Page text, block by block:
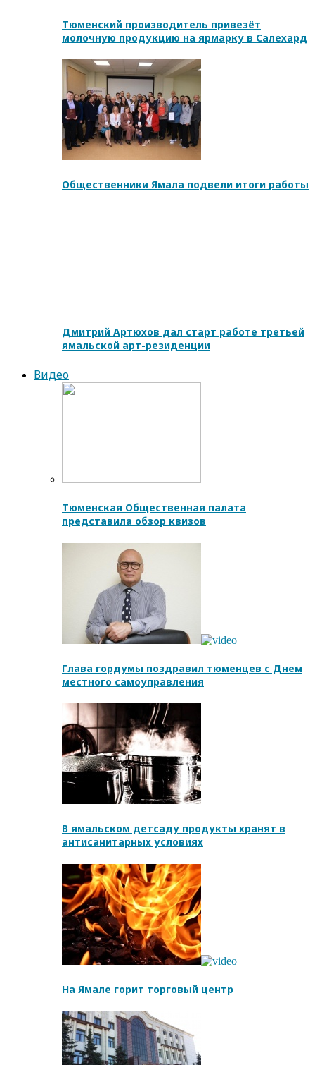
Тюменский производитель привезёт
молочную продукцию на ярмарку в Салехард
Общественники Ямала подвели итоги работы
Дмитрий Артюхов дал старт работе третьей
ямальской арт-резиденции
Видео
Тюменская Общественная палата
представила обзор квизов
Глава гордумы поздравил тюменцев с Днем
местного самоуправления
В ямальском детсаду продукты хранят в
антисанитарных условиях
На Ямале горит торговый центр